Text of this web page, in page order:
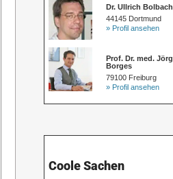
Dr. Ullrich Bolbach
44145 Dortmund
» Profil ansehen
Prof. Dr. med. Jörg
Borges
79100 Freiburg
» Profil ansehen
Coole Sachen